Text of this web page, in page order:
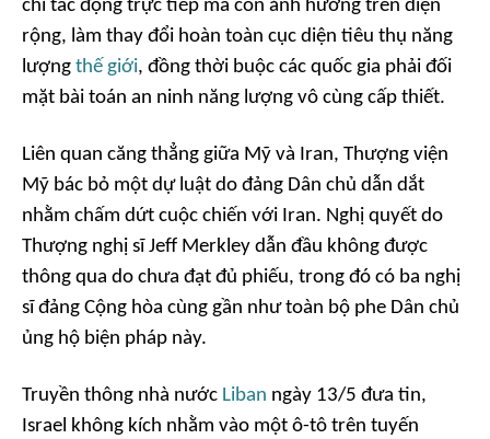
chỉ tác động trực tiếp mà còn ảnh hưởng trên diện
rộng, làm thay đổi hoàn toàn cục diện tiêu thụ năng
lượng thế giới, đồng thời buộc các quốc gia phải đối
mặt bài toán an ninh năng lượng vô cùng cấp thiết.
Liên quan căng thẳng giữa Mỹ và Iran, Thượng viện
Mỹ bác bỏ một dự luật do đảng Dân chủ dẫn dắt
nhằm chấm dứt cuộc chiến với Iran. Nghị quyết do
Thượng nghị sĩ Jeff Merkley dẫn đầu không được
thông qua do chưa đạt đủ phiếu, trong đó có ba nghị
sĩ đảng Cộng hòa cùng gần như toàn bộ phe Dân chủ
ủng hộ biện pháp này.
Truyền thông nhà nước Liban ngày 13/5 đưa tin,
Israel không kích nhằm vào một ô-tô trên tuyến